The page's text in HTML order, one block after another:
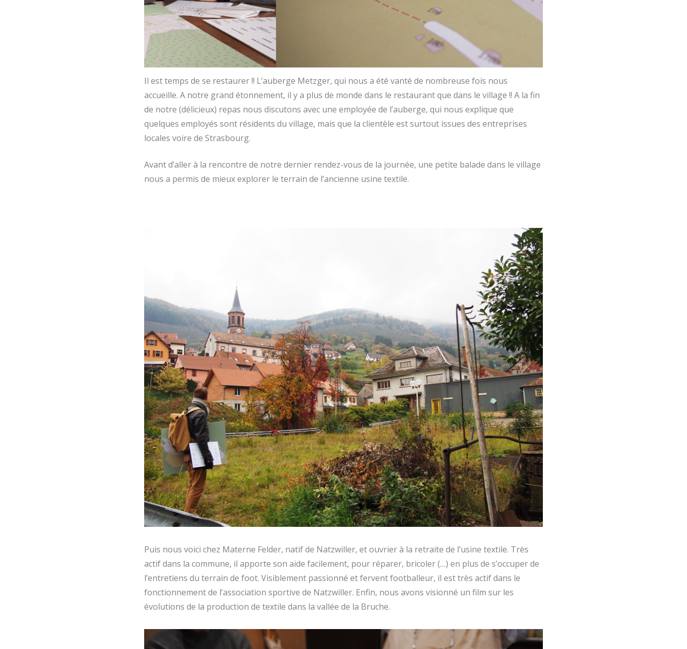
Il est temps de se restaurer !! L’auberge Metzger, qui nous a été vanté de nombreuse fois nous
accueille. A notre grand étonnement, il y a plus de monde dans le restaurant que dans le village !! A la fin
de notre (délicieux) repas nous discutons avec une employée de l’auberge, qui nous explique que
quelques employés sont résidents du village, mais que la clientèle est surtout issues des entreprises
locales voire de Strasbourg.
Avant d’aller à la rencontre de notre dernier rendez-vous de la journée, une petite balade dans le village
nous a permis de mieux explorer le terrain de l’ancienne usine textile.
Puis nous voici chez Materne Felder, natif de Natzwiller, et ouvrier à la retraite de l’usine textile. Très
actif dans la commune, il apporte son aide facilement, pour réparer, bricoler (…) en plus de s’occuper de
l’entretiens du terrain de foot. Visiblement passionné et fervent footballeur, il est très actif dans le
fonctionnement de l’association sportive de Natzwiller. Enfin, nous avons visionné un film sur les
évolutions de la production de textile dans la vallée de la Bruche.